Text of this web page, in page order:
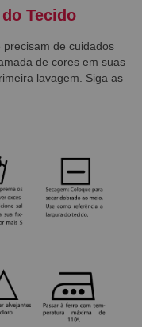
Tecido
precisam de cuidados
de cores em suas
lavagem. Siga as